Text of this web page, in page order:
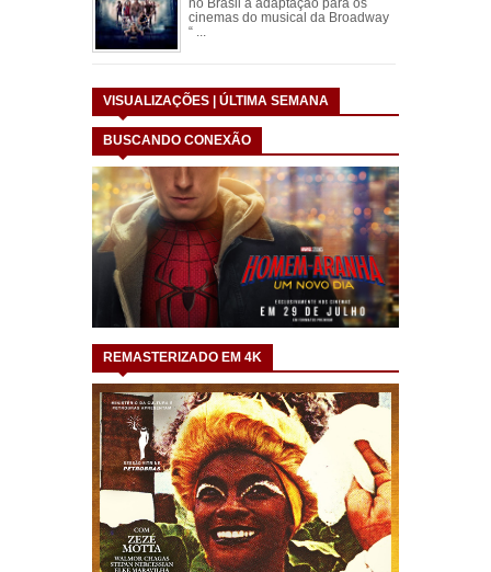
no Brasil a adaptação para os
cinemas do musical da Broadway
“ ...
VISUALIZAÇÕES | ÚLTIMA SEMANA
BUSCANDO CONEXÃO
REMASTERIZADO EM 4K